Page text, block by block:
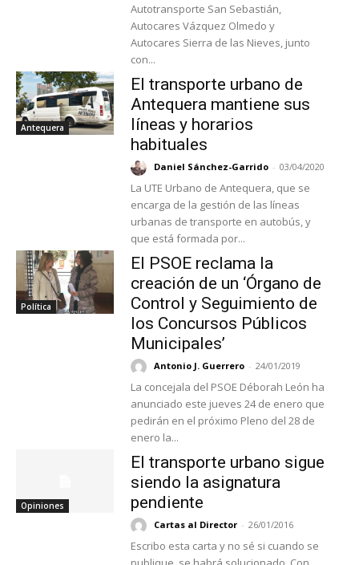
Autotransporte San Sebastián,
Autocares Vázquez Olmedo y
Autocares Sierra de las Nieves, junto
con...
Antequera
El transporte urbano de
Antequera mantiene sus
líneas y horarios
habituales
Daniel Sánchez-Garrido - 03/04/2020
La UTE Urbano de Antequera, que se
encarga de la gestión de las líneas
urbanas de transporte en autobús, y
que está formada por...
Política
El PSOE reclama la
creación de un ‘Órgano de
Control y Seguimiento de
los Concursos Públicos
Municipales’
Antonio J. Guerrero - 24/01/2019
La concejala del PSOE Déborah León ha
anunciado este jueves 24 de enero que
pedirán en el próximo Pleno del 28 de
enero la...
Opiniones
El transporte urbano sigue
siendo la asignatura
pendiente
Cartas al Director - 26/01/2016
Escribo esta carta y no sé si cuando se